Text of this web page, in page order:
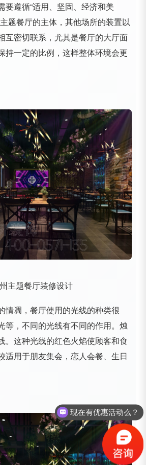
要遵循“适用、坚固、经济和美
题餐厅的主体，其他场所的装置以
互密切联系，尤其是餐厅的大厅面
持一定的比例，这样整体环境会更
主题餐厅装修设计
情凋，餐厅使用的光线的种类很
等，不同的光线有不同的作用。烛
。这种光线的红色火焰使顾客和食
适用于朋友集会，恋人会餐、生日
现在有优惠活动么？